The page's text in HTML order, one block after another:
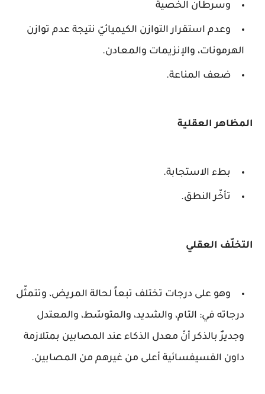
وسرطان الخصية
وعدم استقرار التوازن الكيميائيّ نتيجة عدم توازن
الهرمونات، والإنزيمات والمعادن.
ضعف المناعة.
المظاهر العقلية
بطء الاستجابة.
تأخّر النطق.
التخلّف العقلي
وهو على درجات تختلف تبعاً لحالة المريض، وتتمثّل
درجاته في: التام، والشديد، والمتوسّط، والمعتدل
وجديرٌ بالذكر أنّ معدل الذكاء عند المصابين بمتلازمة
داون الفسيفسائية أعلى من غيرهم من المصابين.